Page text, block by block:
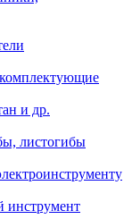
и др.
листогибы
инструмент